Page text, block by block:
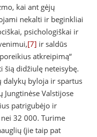
kai ant gėjų
nekalti ir beginkliai
psichologiškai ir
[7] ir saldūs
atkreipimą“
šią didžiulę neteisybę.
dalykų byloja ir spartus
Valstijose
patrigubėjo ir
32 000. Turime
(jie taip pat